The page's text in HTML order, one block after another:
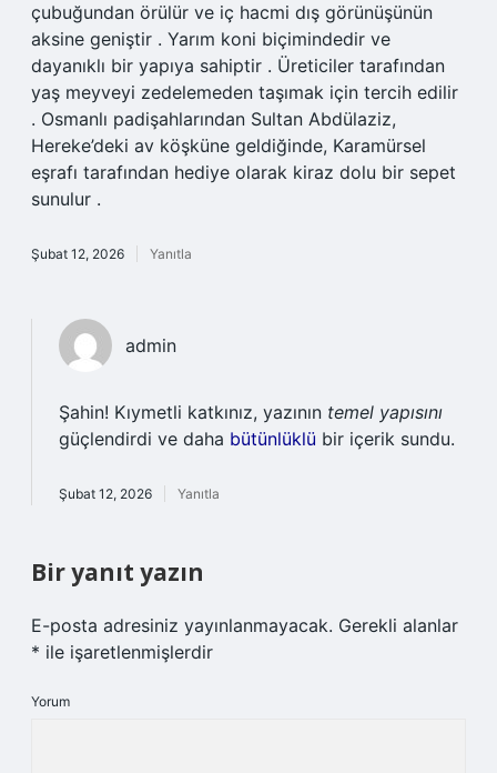
çubuğundan örülür ve iç hacmi dış görünüşünün
aksine geniştir . Yarım koni biçimindedir ve
dayanıklı bir yapıya sahiptir . Üreticiler tarafından
yaş meyveyi zedelemeden taşımak için tercih edilir
. Osmanlı padişahlarından Sultan Abdülaziz,
Hereke’deki av köşküne geldiğinde, Karamürsel
eşrafı tarafından hediye olarak kiraz dolu bir sepet
sunulur .
Şubat 12, 2026 Yanıtla
admin
Şahin! Kıymetli katkınız, yazının temel yapısını
güçlendirdi ve daha bütünlüklü bir içerik sundu.
Şubat 12, 2026 Yanıtla
Bir yanıt yazın
E-posta adresiniz yayınlanmayacak. Gerekli alanlar
* ile işaretlenmişlerdir
Yorum